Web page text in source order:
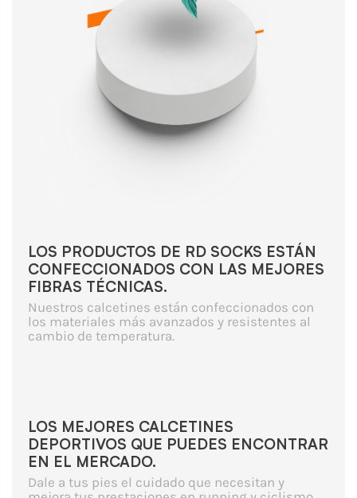
LOS PRODUCTOS DE RD SOCKS ESTÁN
CONFECCIONADOS CON LAS MEJORES
FIBRAS TÉCNICAS.
Nuestros calcetines están confeccionados con
los materiales más avanzados y resistentes al
cambio de temperatura.
LOS MEJORES CALCETINES
DEPORTIVOS QUE PUEDES ENCONTRAR
EN EL MERCADO.
Dale a tus pies el cuidado que necesitan y